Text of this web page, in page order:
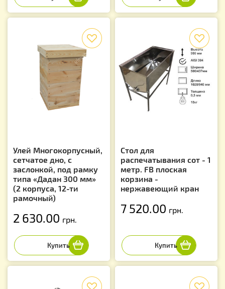
Улей Многокорпусный,
сетчатое дно, с
заслонкой, под рамку
типа «Дадан 300 мм»
(2 корпуса, 12-ти
рамочный)
2 630.00 грн.
Стол для
распечатывания сот - 1
метр. FB плоская
корзина -
нержавеющий кран
7 520.00 грн.